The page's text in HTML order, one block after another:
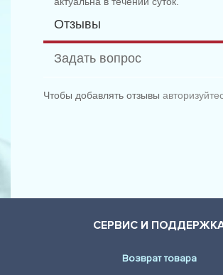
Отзывы
Задать вопрос
Чтобы добавлять отзывы
СЕРВИС И
Возврат товара